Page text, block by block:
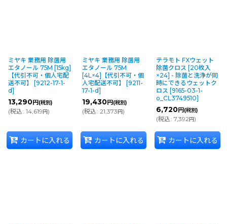
ミヤキ 業務用 除菌用
エタノール 75M [15kg]
【代引不可・個人宅配
送不可】
[9212-17-1-
d]
13,290円(税別)
(税込: 14,619円)
カートに入れる
ミヤキ 業務用 除菌用
エタノール 75M
[4L×4]【代引不可・個
人宅配送不可】
[9211-
17-1-d]
19,430円(税別)
(税込: 21,373円)
カートに入れる
テラモト FXウェット
除菌クロス [20枚入
×24] - 除菌と洗浄が同
時にできるウェットク
ロス [9165-03-1-
o_CL3749510]
6,720円(税別)
(税込: 7,392円)
カートに入れる